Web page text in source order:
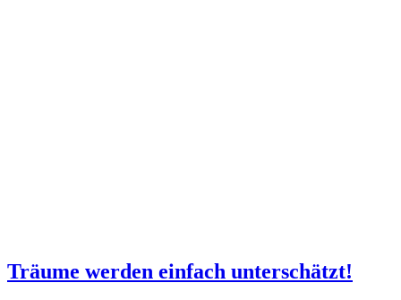
Träume werden einfach unterschätzt!